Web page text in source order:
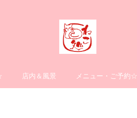
店内＆風景 メニュー・ご予約☆